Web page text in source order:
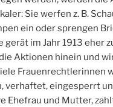
Sie werfen z. B.
ein oder sprengen
gerät im Jahr 1913 eher
Aktionen hinein und
Frauenrechtlerinnen
verhaftet, eingesperrt
Ehefrau und Mutter,